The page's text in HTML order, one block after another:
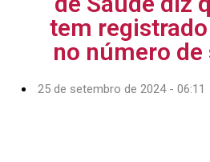
tem
no número
25 de setembro de 2024 - 06:11